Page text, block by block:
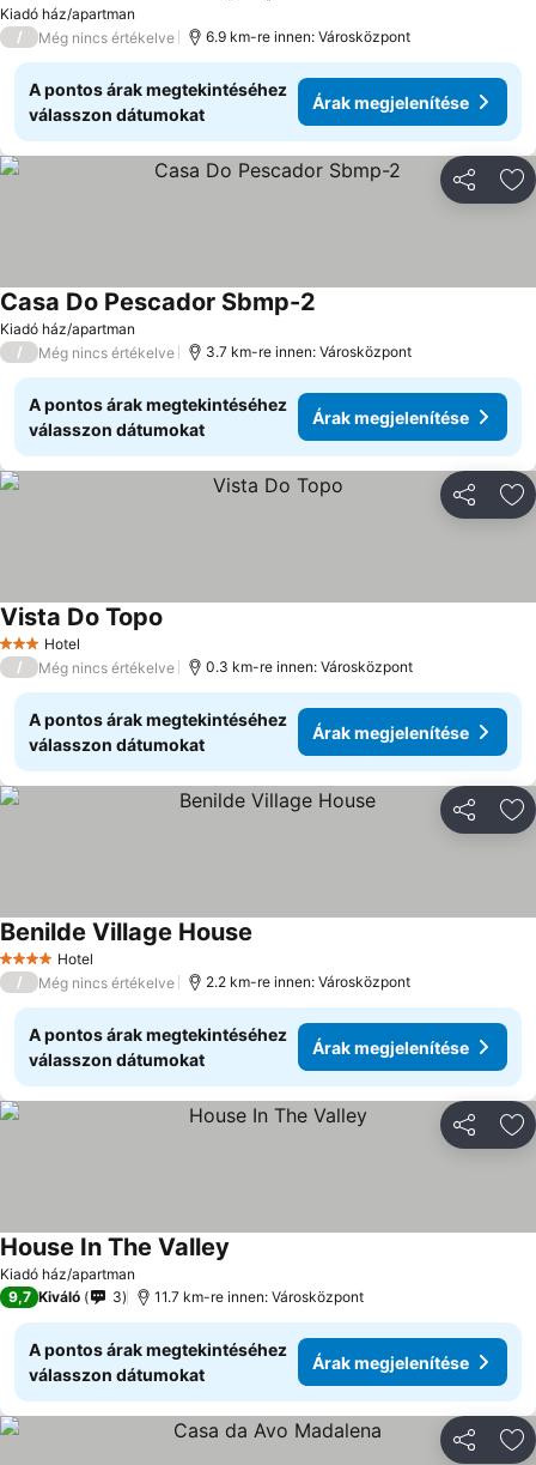
Kiadó ház/apartman
/ Még nincs értékelve 6.9 km-re innen: Városközpont
A pontos árak megtekintéséhez
válasszon dátumokat
Árak megjelenítése
Kiadó ház/apartman
Casa Do Pescador Sbmp-2
/ Még nincs értékelve 3.7 km-re innen: Városközpont
A pontos árak megtekintéséhez
válasszon dátumokat
Árak megjelenítése
3 Kategória
Hotel
Vista Do Topo
/ Még nincs értékelve 0.3 km-re innen: Városközpont
A pontos árak megtekintéséhez
válasszon dátumokat
Árak megjelenítése
4 KategóriaHotel
Benilde Village House
/ Még nincs értékelve 2.2 km-re innen: Városközpont
A pontos árak megtekintéséhez
válasszon dátumokat
Árak megjelenítése
Kiadó ház/apartman
House In The Valley
9,7 Kiváló 3 11.7 km-re innen: Városközpont
A pontos árak megtekintéséhez
válasszon dátumokat
Árak megjelenítése